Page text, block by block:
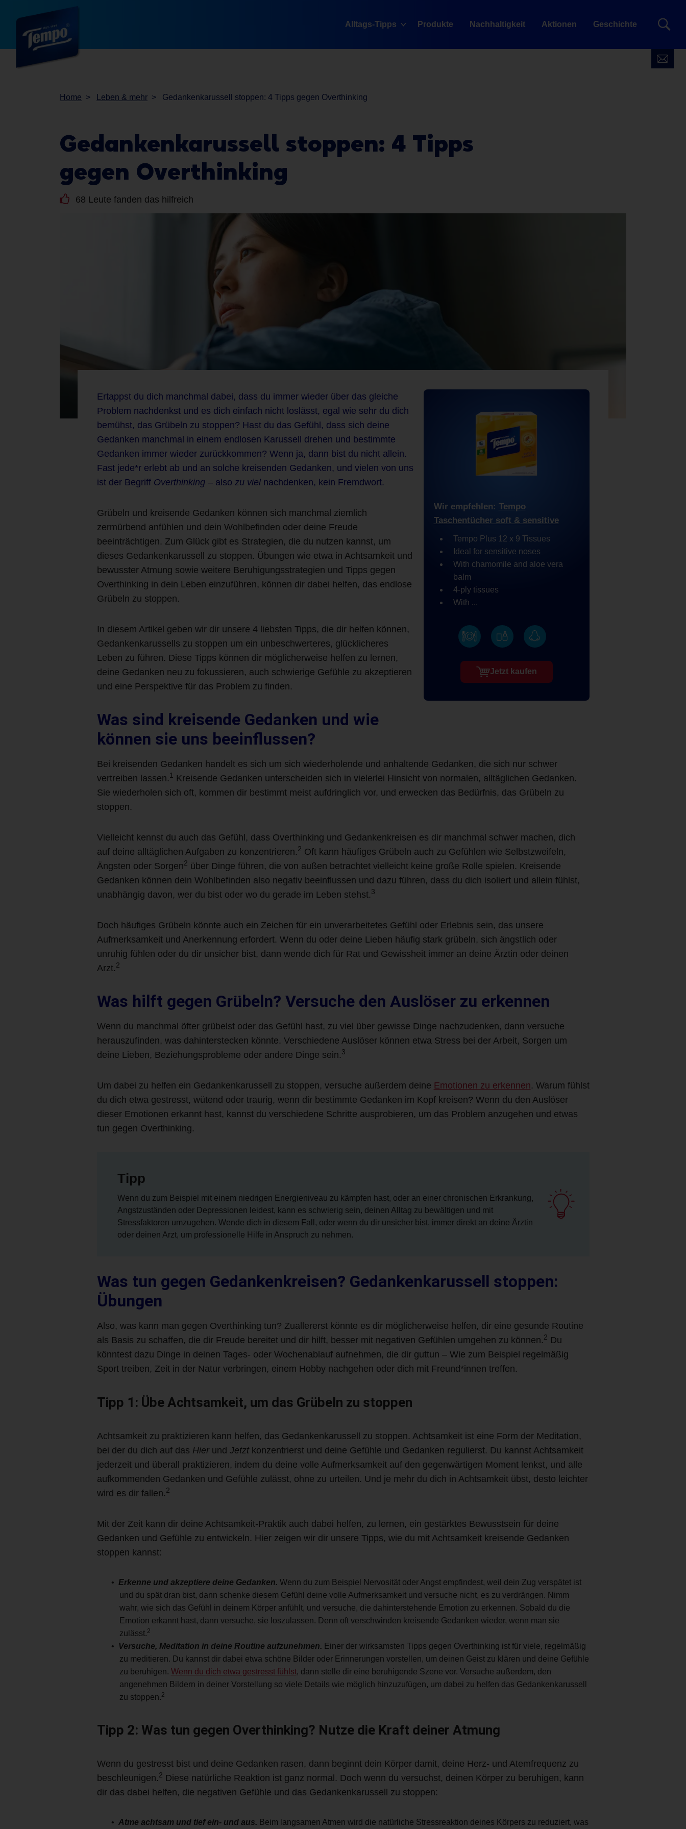
Alltags-Tipps Produkte Nachhaltigkeit Aktionen Geschichte
Home Leben & mehr Gedankenkarussell stoppen: 4 Tipps gegen Overthinking
Gedankenkarussell stoppen: 4 Tipps
gegen Overthinking
68 Leute fanden das hilfreich
Wir empfehlen: Tempo
Taschentücher soft & sensitive
Tempo Plus 12 x 9 Tissues
Ideal for sensitive noses
With chamomile and aloe vera
balm
4-ply tissues
With ...
Jetzt kaufen
Ertappst du dich manchmal dabei, dass du immer wieder über das gleiche
Problem nachdenkst und es dich einfach nicht loslässt, egal wie sehr du dich
bemühst, das Grübeln zu stoppen? Hast du das Gefühl, dass sich deine
Gedanken manchmal in einem endlosen Karussell drehen und bestimmte
Gedanken immer wieder zurückkommen? Wenn ja, dann bist du nicht allein.
Fast jede*r erlebt ab und an solche kreisenden Gedanken, und vielen von uns
ist der Begriff Overthinking– also zu viel nachdenken, kein Fremdwort.
Grübeln und kreisende Gedanken können sich manchmal ziemlich
zermürbend anfühlen und dein Wohlbefinden oder deine Freude
beeinträchtigen. Zum Glück gibt es Strategien, die du nutzen kannst, um
dieses Gedankenkarussell zu stoppen. Übungen wie etwa in Achtsamkeit und
bewusster Atmung sowie weitere Beruhigungsstrategien und Tipps gegen
Overthinking in dein Leben einzuführen, können dir dabei helfen, das endlose
Grübeln zu stoppen.
In diesem Artikel geben wir dir unsere 4 liebsten Tipps, die dir helfen können,
Gedankenkarussells zu stoppen um ein unbeschwerteres, glücklicheres
Leben zu führen. Diese Tipps können dir möglicherweise helfen zu lernen,
deine Gedanken neu zu fokussieren, auch schwierige Gefühle zu akzeptieren
und eine Perspektive für das Problem zu finden.
Was sind kreisende Gedanken und wie
können sie uns beeinflussen?
Bei kreisenden Gedanken handelt es sich um sich wiederholende und anhaltende Gedanken, die sich nur schwer
vertreiben lassen. 1
Kreisende Gedanken unterscheiden sich in vielerlei Hinsicht von normalen, alltäglichen Gedanken.
Sie wiederholen sich oft, kommen dir bestimmt meist aufdringlich vor, und erwecken das Bedürfnis, das Grübeln zu
stoppen.
Vielleicht kennst du auch das Gefühl, dass Overthinking und Gedankenkreisen es dir manchmal schwer machen, dich
auf deine alltäglichen Aufgaben zu konzentrieren. 2 Oft kann häufiges Grübeln auch zu Gefühlen wie Selbstzweifeln,
Ängsten oder Sorgen2 über Dinge führen, die von außen betrachtet vielleicht keine große Rolle spielen. Kreisende
Gedanken können dein Wohlbefinden also negativ beeinflussen und dazu führen, dass du dich isoliert und allein fühlst,
unabhängig davon, wer du bist oder wo du gerade im Leben stehst. 3
Doch häufiges Grübeln könnte auch ein Zeichen für ein unverarbeitetes Gefühl oder Erlebnis sein, das unsere
Aufmerksamkeit und Anerkennung erfordert. Wenn du oder deine Lieben häufig stark grübeln, sich ängstlich oder
unruhig fühlen oder du dir unsicher bist, dann wende dich für Rat und Gewissheit immer an deine Ärztin oder deinen
Arzt. 2
Was hilft gegen Grübeln? Versuche den Auslöser zu erkennen
Wenn du manchmal öfter grübelst oder das Gefühl hast, zu viel über gewisse Dinge nachzudenken, dann versuche
herauszufinden, was dahinterstecken könnte. Verschiedene Auslöser können etwa Stress bei der Arbeit, Sorgen um
deine Lieben, Beziehungsprobleme oder andere Dinge sein. 3
Um dabei zu helfen ein Gedankenkarussell zu stoppen, versuche außerdem deine Emotionen zu erkennen. Warum fühlst
du dich etwa gestresst, wütend oder traurig, wenn dir bestimmte Gedanken im Kopf kreisen? Wenn du den Auslöser
dieser Emotionen erkannt hast, kannst du verschiedene Schritte ausprobieren, um das Problem anzugehen und etwas
tun gegen Overthinking.
Tipp
Wenn du zum Beispiel mit einem niedrigen Energieniveau zu kämpfen hast, oder an einer chronischen Erkrankung,
Angstzuständen oder Depressionen leidest, kann es schwierig sein, deinen Alltag zu bewältigen und mit
Stressfaktoren umzugehen. Wende dich in diesem Fall, oder wenn du dir unsicher bist, immer direkt an deine Ärztin
oder deinen Arzt, um professionelle Hilfe in Anspruch zu nehmen.
Was tun gegen Gedankenkreisen? Gedankenkarussell stoppen:
Übungen
Also, was kann man gegen Overthinking tun? Zuallererst könnte es dir möglicherweise helfen, dir eine gesunde Routine
als Basis zu schaffen, die dir Freude bereitet und dir hilft, besser mit negativen Gefühlen umgehen zu können. 2 Du
könntest dazu Dinge in deinen Tages- oder Wochenablauf aufnehmen, die dir guttun – Wie zum Beispiel regelmäßig
Sport treiben, Zeit in der Natur verbringen, einem Hobby nachgehen oder dich mit Freund*innen treffen.
Tipp 1: Übe Achtsamkeit, um das Grübeln zu stoppen
Achtsamkeit zu praktizieren kann helfen, das Gedankenkarussell zu stoppen. Achtsamkeit ist eine Form der Meditation,
bei der du dich auf das Hier und Jetzt konzentrierst und deine Gefühle und Gedanken regulierst. Du kannst Achtsamkeit
jederzeit und überall praktizieren, indem du deine volle Aufmerksamkeit auf den gegenwärtigen Moment lenkst, und alle
aufkommenden Gedanken und Gefühle zulässt, ohne zu urteilen. Und je mehr du dich in Achtsamkeit übst, desto leichter
wird es dir fallen. 2
Mit der Zeit kann dir deine Achtsamkeit-Praktik auch dabei helfen, zu lernen, ein gestärktes Bewusstsein für deine
Gedanken und Gefühle zu entwickeln. Hier zeigen wir dir unsere Tipps, wie du mit Achtsamkeit kreisende Gedanken
stoppen kannst:
Erkenne und akzeptiere deine Gedanken. Wenn du zum Beispiel Nervosität oder Angst empfindest, weil dein Zug verspätet ist
und du spät dran bist, dann schenke diesem Gefühl deine volle Aufmerksamkeit und versuche nicht, es zu verdrängen. Nimm
wahr, wie sich das Gefühl in deinem Körper anfühlt, und versuche, die dahinterstehende Emotion zu erkennen. Sobald du die
Emotion erkannt hast, dann versuche, sie loszulassen. Denn oft verschwinden kreisende Gedanken wieder, wenn man sie
zulässt.2
Versuche, Meditation in deine Routine aufzunehmen. Einer der wirksamsten Tipps gegen Overthinking ist für viele, regelmäßig
zu meditieren. Du kannst dir dabei etwa schöne Bilder oder Erinnerungen vorstellen, um deinen Geist zu klären und deine Gefühle
zu beruhigen. Wenn du dich etwa gestresst fühlst, dann stelle dir eine beruhigende Szene vor. Versuche außerdem, den
angenehmen Bildern in deiner Vorstellung so viele Details wie möglich hinzuzufügen, um dabei zu helfen das Gedankenkarussell
zu stoppen.2
Tipp 2: Was tun gegen Overthinking? Nutze die Kraft deiner Atmung
Wenn du gestresst bist und deine Gedanken rasen, dann beginnt dein Körper damit, deine Herz- und Atemfrequenz zu
beschleunigen. 2 Diese natürliche Reaktion ist ganz normal. Doch wenn du versuchst, deinen Körper zu beruhigen, kann
dir das dabei helfen, die negativen Gefühle und das Gedankenkarussell zu stoppen:
Atme achtsam und tief ein- und aus. Beim langsamen Atmen wird die natürliche Stressreaktion deines Körpers zu reduziert, was